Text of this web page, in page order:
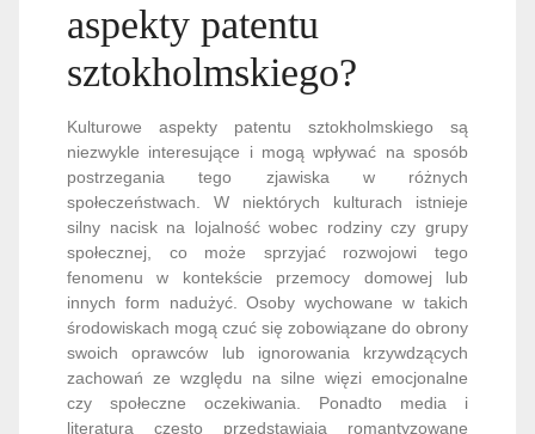
aspekty patentu
sztokholmskiego?
Kulturowe aspekty patentu sztokholmskiego są
niezwykle interesujące i mogą wpływać na sposób
postrzegania tego zjawiska w różnych
społeczeństwach. W niektórych kulturach istnieje
silny nacisk na lojalność wobec rodziny czy grupy
społecznej, co może sprzyjać rozwojowi tego
fenomenu w kontekście przemocy domowej lub
innych form nadużyć. Osoby wychowane w takich
środowiskach mogą czuć się zobowiązane do obrony
swoich oprawców lub ignorowania krzywdzących
zachowań ze względu na silne więzi emocjonalne
czy społeczne oczekiwania. Ponadto media i
literatura często przedstawiają romantyzowane